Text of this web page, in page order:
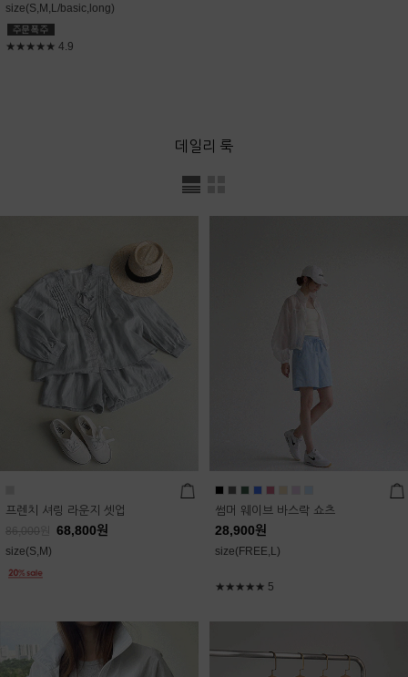
size(S,M,L/basic,long)
★★★★★ 4.9
데일리 룩
프렌치 셔링 라운지 셋업
86,000 68,800원
size(S,M)
썸머 웨이브 바스락 쇼츠
28,900원
size(FREE,L)
★★★★★ 5